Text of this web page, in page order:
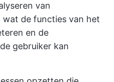
van
de functies van het
en de
gebruiker kan